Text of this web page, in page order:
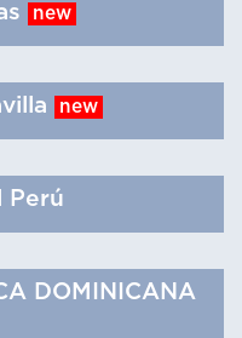
new
new
Perú
DOMINICANA